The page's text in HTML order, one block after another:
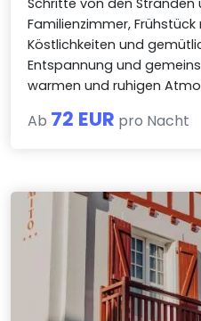
Familienzimmer,
Köstlichkeiten und
Entspannung und
warmen und ruhigen
Ab 72 EUR pro Nacht